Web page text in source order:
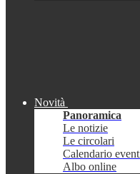
Novità
Panoramica
Le notizie
Le circolari
Calendario
Albo online